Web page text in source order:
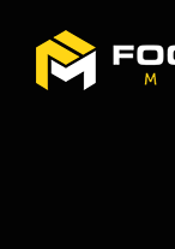
Inhalt
springen